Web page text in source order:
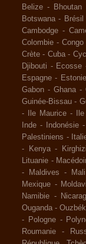
Belize - Bhoutan
Botswana - Brésil
Cambodge -
Colombie - Congo
Crète - Cuba -
Djibouti - Ecosse
Espagne - Estonie
Gabon - Ghana -
Guinée-Bissau -
-
Ile Maurice -
Inde - Indonésie -
Palestiniens -
-
Kenya -
Lituanie -
-
Maldives - Mali
Mexique -
Namibie -
Ouganda -
-
Pologne -
Roumanie
-